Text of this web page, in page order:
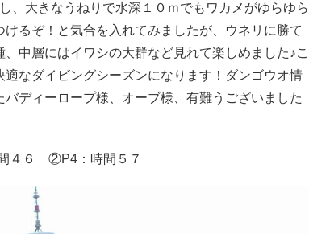
、大きなうねりで水深１０ｍでもワカメがゆらゆら
るぞ！と気合を入れてみましたが、ウネリに勝て
中層にはイワシの大群など見れて楽しめました♪こ
なダイビングシーズンになります！ダンゴウオ情
ディーロープ様、オーブ様、有難うございました
４６ ②P4：時間５７